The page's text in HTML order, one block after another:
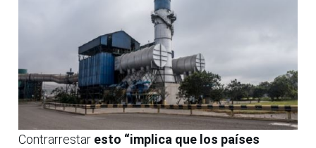
Contrarrestar esto “implica que los países